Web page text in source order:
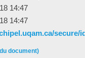
14:47
14:47
secure/
document)